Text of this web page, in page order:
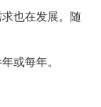
也在发展。随
或每年。